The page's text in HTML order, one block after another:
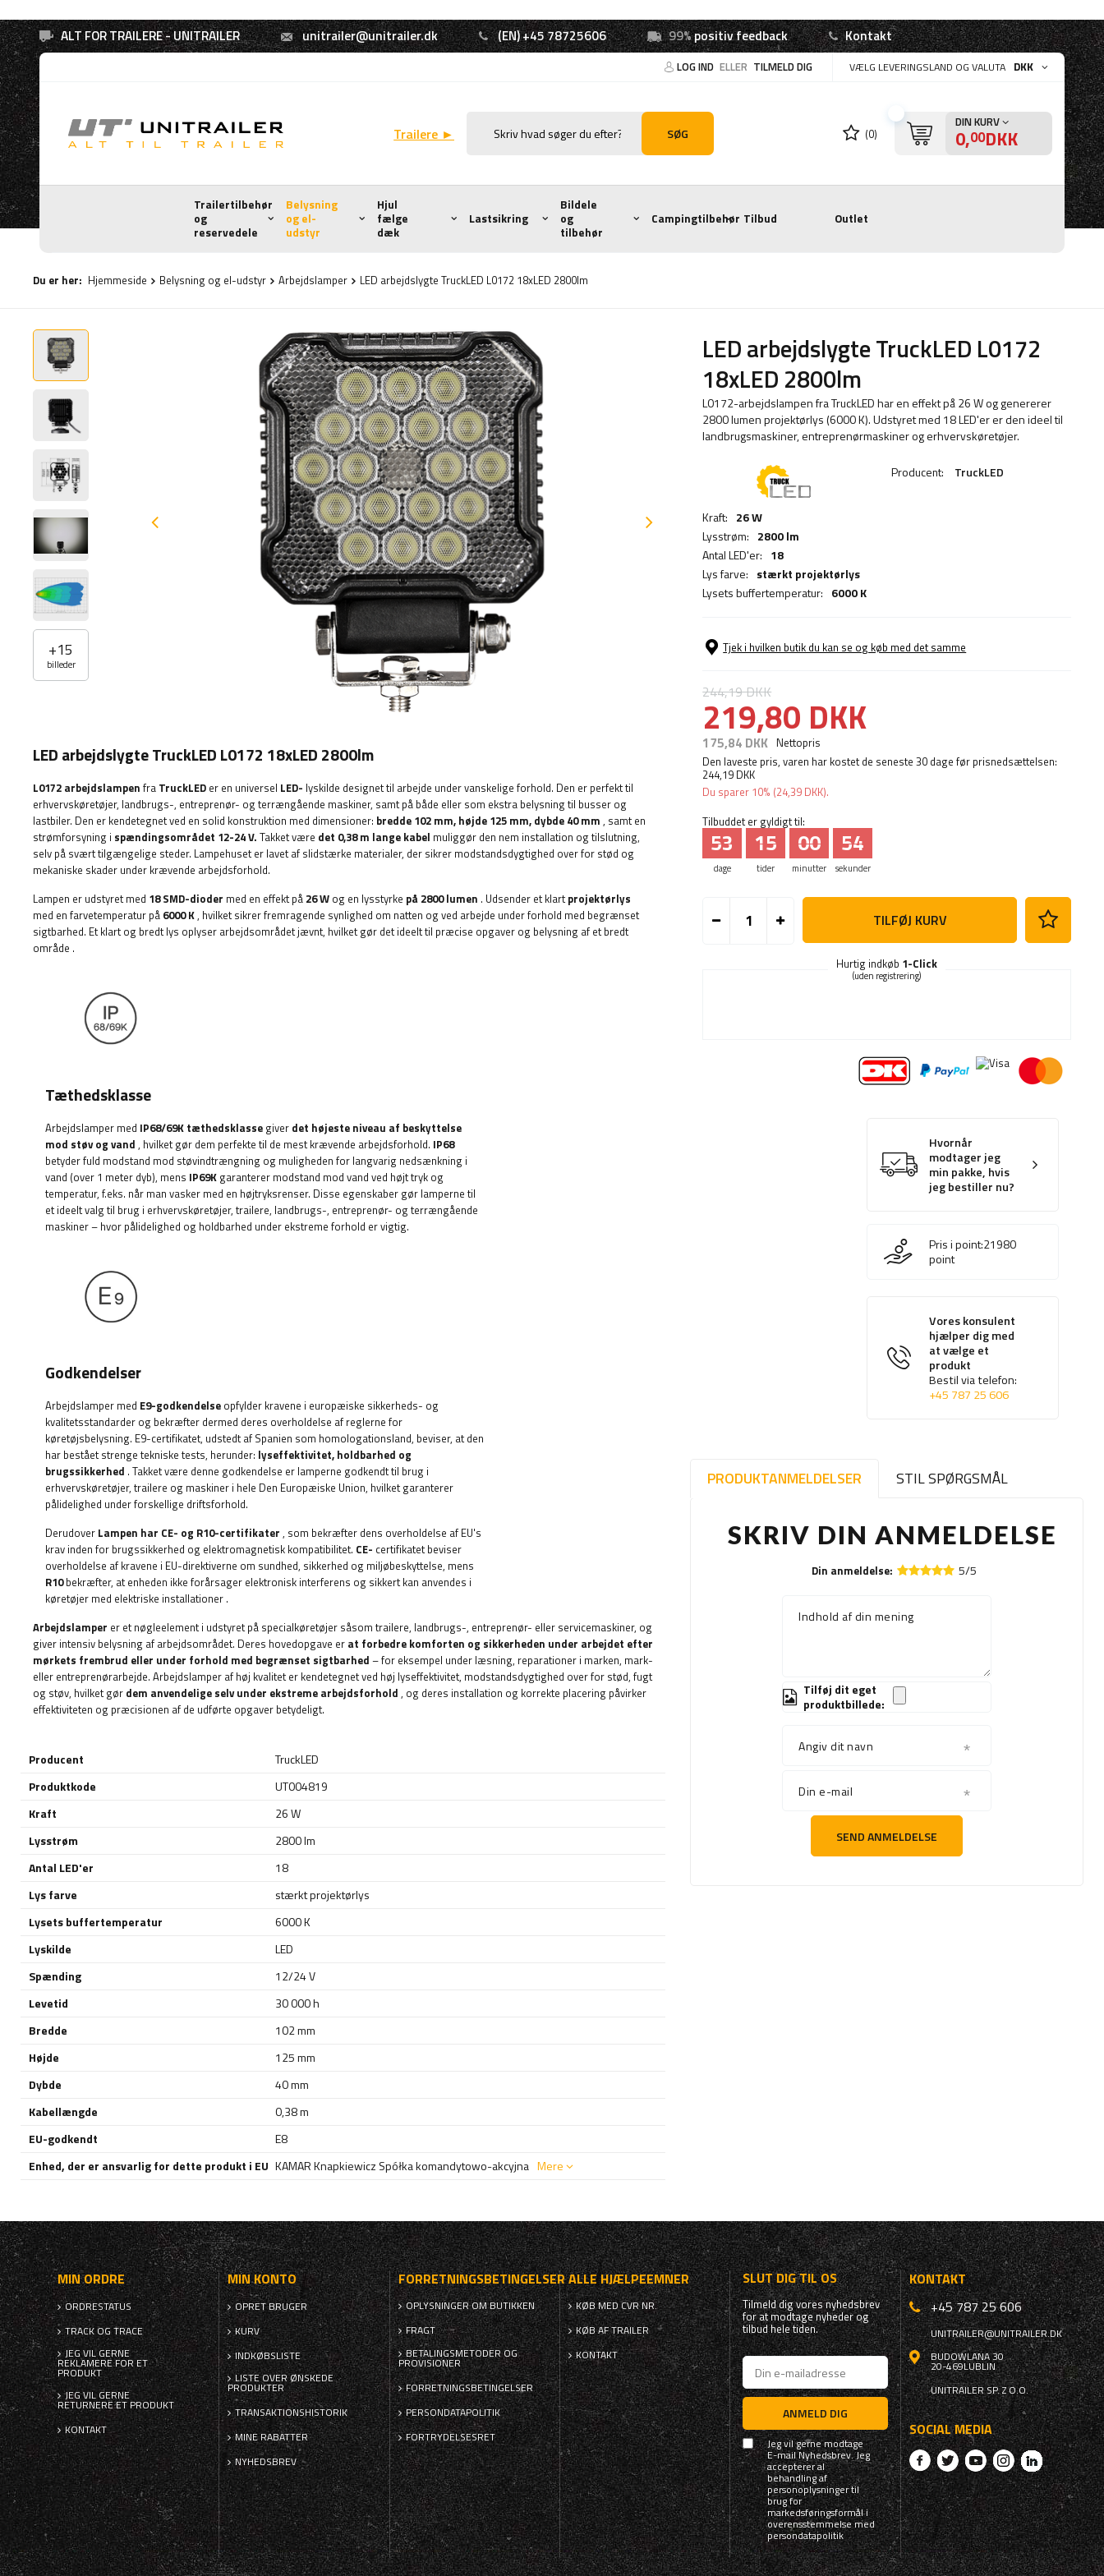
ALT FOR TRAILERE - UNITRAILER unitrailer@unitrailer.dk (EN) +45 78725606 99%positiv feedback Kontakt
LOG IND ELLER TILMELD DIG VÆLG LEVERINGSLAND OG VALUTA DKK
Trailere ► SØG (0)
DIN KURV
0,00DKK
Trailertilbehør
og
reservedele
Belysning
og el-
udstyr
Hjul
fælge
dæk
Lastsikring
Bildele
og
tilbehør
Campingtilbehør Tilbud Outlet
Du er her: Hjemmeside Belysning og el-udstyr Arbejdslamper LED arbejdslygte TruckLED L0172 18xLED 2800lm
+15
billeder
LED arbejdslygte TruckLED L0172
18xLED 2800lm
L0172-arbejdslampen fra TruckLED har en effekt på 26 W og genererer
2800 lumen projektørlys (6000 K). Udstyret med 18 LED'er er den ideel til
landbrugsmaskiner, entreprenørmaskiner og erhvervskøretøjer.
Producent: TruckLED
Kraft: 26 W
Lysstrøm: 2800 lm
Antal LED'er: 18
Lys farve: stærkt projektørlys
Lysets buffertemperatur: 6000 K
Tjek i hvilken butik du kan se og køb med det samme
244,19 DKK
219,80 DKK
175,84 DKK Nettopris
Den laveste pris, varen har kostet de seneste 30 dage før prisnedsættelsen:
244,19 DKK
Du sparer 10% (24,39 DKK).
Tilbuddet er gyldigt til:
dage
53
tider
15
minutter
00
sekunder
53
TILFØJ KURV
Hurtig indkøb 1-Click
(uden registrering)
Hvornår
modtager jeg
min pakke, hvis
jeg bestiller nu?
Pris i point:21980
point
Vores konsulent
hjælper dig med
at vælge et
produkt
Bestil via telefon:
+45 787 25 606
PRODUKTANMELDELSER STIL SPØRGSMÅL
SKRIV DIN ANMELDELSE
Din anmeldelse: 5/5
Indhold af din mening
Tilføj dit eget
produktbillede:
Angiv dit navn
Din e-mail
SEND ANMELDELSE
LED arbejdslygte TruckLED L0172 18xLED 2800lm
L0172 arbejdslampen fra TruckLED er en universel LED- lyskilde designet til arbejde under vanskelige forhold. Den er perfekt til
erhvervskøretøjer, landbrugs-, entreprenør- og terrængående maskiner, samt på både eller som ekstra belysning til busser og
lastbiler. Den er kendetegnet ved en solid konstruktion med dimensioner: bredde 102 mm, højde 125 mm, dybde 40 mm , samt en
strømforsyning i spændingsområdet 12-24 V. Takket være det 0,38 m lange kabel muliggør den nem installation og tilslutning,
selv på svært tilgængelige steder. Lampehuset er lavet af slidstærke materialer, der sikrer modstandsdygtighed over for stød og
mekaniske skader under krævende arbejdsforhold.
Lampen er udstyret med 18 SMD-dioder med en effekt på 26 W og en lysstyrke på 2800 lumen . Udsender et klartprojektørlys
med en farvetemperatur på 6000 K, hvilket sikrer fremragende synlighed om natten og ved arbejde under forhold med begrænset
sigtbarhed. Et klart og bredt lys oplyser arbejdsområdet jævnt, hvilket gør det ideelt til præcise opgaver og belysning af et bredt
område .
Tæthedsklasse
Arbejdslamper med IP68/69K tæthedsklasse giver det højeste niveau af beskyttelse
mod støv og vand , hvilket gør dem perfekte til de mest krævende arbejdsforhold. IP68
betyder fuld modstand mod støvindtrængning og muligheden for langvarig nedsænkning i
vand (over 1 meter dyb), mens IP69K garanterer modstand mod vand ved højt tryk og
temperatur, f.eks. når man vasker med en højtryksrenser. Disse egenskaber gør lamperne til
et ideelt valg til brug i erhvervskøretøjer, trailere, landbrugs-, entreprenør- og terrængående
maskiner – hvor pålidelighed og holdbarhed under ekstreme forhold er vigtig.
Godkendelser
Arbejdslamper med E9-godkendelse opfylder kravene i europæiske sikkerheds- og
kvalitetsstandarder og bekræfter dermed deres overholdelse af reglerne for
køretøjsbelysning. E9-certifikatet, udstedt af Spanien som homologationsland, beviser, at den
har bestået strenge tekniske tests, herunder: lyseffektivitet, holdbarhed og
brugssikkerhed . Takket være denne godkendelse er lamperne godkendt til brug i
erhvervskøretøjer, trailere og maskiner i hele Den Europæiske Union, hvilket garanterer
pålidelighed under forskellige driftsforhold.
Derudover Lampen har CE- og R10-certifikater , som bekræfter dens overholdelse af EU's
krav inden for brugssikkerhed og elektromagnetisk kompatibilitet. CE- certifikatet beviser
overholdelse af kravene i EU-direktiverne om sundhed, sikkerhed og miljøbeskyttelse, mens
R10bekræfter, at enheden ikke forårsager elektronisk interferens og sikkert kan anvendes i
køretøjer med elektriske installationer .
Arbejdslamper er et nøgleelement i udstyret på specialkøretøjer såsom trailere, landbrugs-, entreprenør- eller servicemaskiner, og
giver intensiv belysning af arbejdsområdet. Deres hovedopgave er at forbedre komforten og sikkerheden under arbejdet efter
mørkets frembrud eller under forhold med begrænset sigtbarhed – for eksempel under læsning, reparationer i marken, mark-
eller entreprenørarbejde. Arbejdslamper af høj kvalitet er kendetegnet ved høj lyseffektivitet, modstandsdygtighed over for stød, fugt
og støv, hvilket gør dem anvendelige selv under ekstreme arbejdsforhold , og deres installation og korrekte placering påvirker
effektiviteten og præcisionen af ​​de udførte opgaver betydeligt.
Producent
TruckLED
Produktkode
UT004819
Kraft
26 W
Lysstrøm
2800 lm
Antal LED'er
18
Lys farve
stærkt projektørlys
Lysets buffertemperatur
6000 K
Lyskilde
LED
Spænding
12/24 V
Levetid
30 000 h
Bredde
102 mm
Højde
125 mm
Dybde
40 mm
Kabellængde
0,38 m
EU-godkendt
E8
Enhed, der er ansvarlig for dette produkt i EU KAMAR Knapkiewicz Spółka komandytowo-akcyjna Mere
MIN ORDRE
ORDRESTATUS
TRACK OG TRACE
JEG VIL GERNE
REKLAMERE FOR ET
PRODUKT
JEG VIL GERNE
RETURNERE ET PRODUKT
KONTAKT
MIN KONTO
OPRET BRUGER
KURV
INDKØBSLISTE
LISTE OVER ØNSKEDE
PRODUKTER
TRANSAKTIONSHISTORIK
MINE RABATTER
NYHEDSBREV
FORRETNINGSBETINGELSER
OPLYSNINGER OM BUTIKKEN
FRAGT
BETALINGSMETODER OG
PROVISIONER
FORRETNINGSBETINGELSER
PERSONDATAPOLITIK
FORTRYDELSESRET
ALLE HJÆLPEEMNER
KØB MED CVR NR.
KØB AF TRAILER
KONTAKT
SLUT DIG TIL OS
Tilmeld dig vores nyhedsbrev
for at modtage nyheder og
tilbud hele tiden.
ANMELD DIG
Jeg vil gerne modtage
E-mail Nyhedsbrev. Jeg
accepterer al
behandling af
personoplysninger til
brug for
markedsføringsformål i
overensstemmelse med
persondatapolitik
KONTAKT
+45 787 25 606
UNITRAILER@UNITRAILER.DK
BUDOWLANA 30
20-469LUBLIN
UNITRAILER SP. Z O.O.
SOCIAL MEDIA